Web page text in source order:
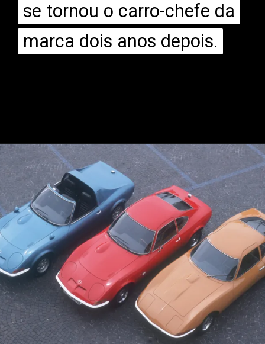
se tornou o carro-chefe da
marca dois anos depois.
se tornou o carro-chefe da
marca dois anos depois.
Opening